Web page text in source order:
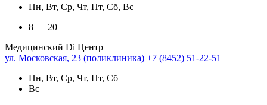
Пн, Вт, Ср, Чт, Пт, Сб, Вс
8 — 20
Медицинский Di Центр
ул. Московская, 23 (поликлиника) +7 (8452) 51-22-51
Пн, Вт, Ср, Чт, Пт, Сб
Вс